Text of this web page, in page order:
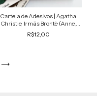
Cartela de Adesivos | Agatha
Christie, Irmãs Brontë (Anne,
Charlotte, Emily)
R$12,00